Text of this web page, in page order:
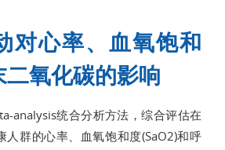
对心率、血氧饱和
氧化碳的影响
analysis统合分析方法，综合评估在
人群的心率、血氧饱和度(SaO2)和呼